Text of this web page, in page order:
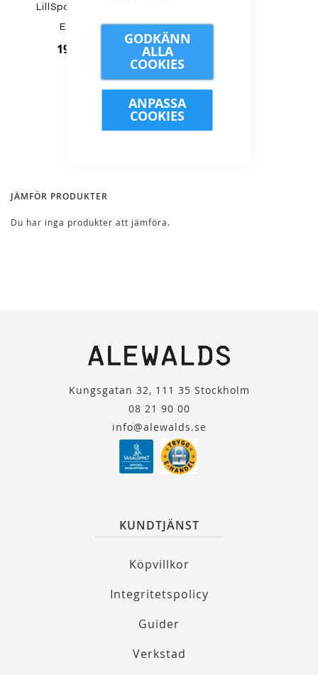
GODKÄNN
ALLA
COOKIES
ANPASSA
COOKIES
LillSport - Lillsport
Earmuffs
199,00 kr
JÄMFÖR PRODUKTER
Du har inga produkter att jämföra.
Kungsgatan 32, 111 35 Stockholm
08 21 90 00
info@alewalds.se
KUNDTJÄNST
Köpvillkor
Integritetspolicy
Guider
Verkstad